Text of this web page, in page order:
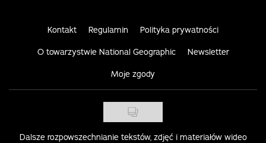
Kontakt Regulamin Polityka prywatności
O towarzystwie National Geographic Newsletter
Moje zgody
Dalsze rozpowszechnianie tekstów, zdjęć i materiałów wideo